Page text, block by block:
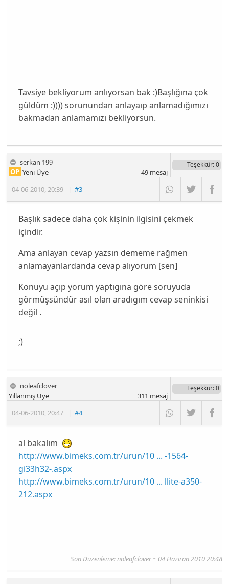
Tavsiye bekliyorum anlıyorsan bak :)Başlığına çok
güldüm :)))) sorunundan anlayaıp anlamadığımızı
bakmadan anlamamızı bekliyorsun.
serkan 199
04-06-2010,20:39 |#3
OP Yeni Üye
Teşekkür: 0
49mesaj
Başlık sadece daha çok kişinin ilgisini çekmek
içindir.
Ama anlayan cevap yazsın dememe rağmen
anlamayanlardanda cevap alıyorum [sen]
Konuyu açıp yorum yaptıgına göre soruyuda
görmüşsündür asıl olan aradıgım cevap seninkisi
değil .
;)
noleafclover
04-06-2010,20:47 |#4
Yıllanmış Üye
Teşekkür: 0
311 mesaj
al bakalım
http://www.bimeks.com.tr/urun/10 ... -1564-
gi33h32-.aspx
http://www.bimeks.com.tr/urun/10 ... llite-a350-
212.aspx
Son Düzenleme: noleafclover ~ 04 Haziran 2010 20:48